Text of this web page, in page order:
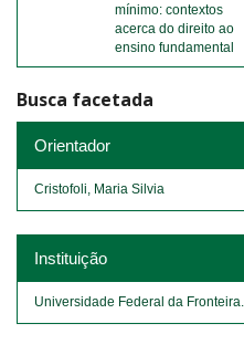
mínimo: contextos
acerca do direito ao
ensino fundamental
Busca facetada
Orientador
Cristofoli, Maria Silvia
Instituição
Universidade Federal da Fronteira...